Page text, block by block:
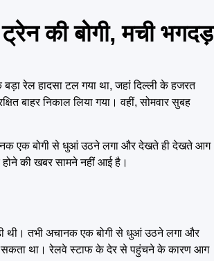
की बोगी, मची भगदड़
रेल हादसा टल गया था, जहां दिल्ली के हजरत
बाहर निकाल लिया गया। वहीं, सोमवार सुबह
एक बोगी से धुआं उठने लगा और देखते ही देखते आग
होने की खबर सामने नहीं आई है।
थी। तभी अचानक एक बोगी से धुआं उठने लगा और
सकता था। रेलवे स्टाफ के देर से पहुंचने के कारण आग